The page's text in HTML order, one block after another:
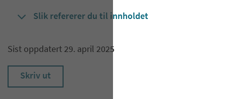
Slik refererer du til innholdet
Sist oppdatert 29. april 2025
Skriv ut